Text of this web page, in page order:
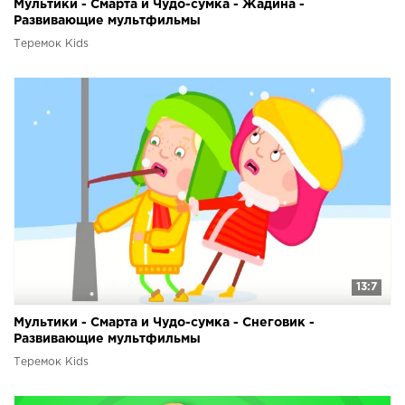
Мультики - Смарта и Чудо-сумка - Жадина -
Развивающие мультфильмы
Теремок Kids
13:7
Мультики - Смарта и Чудо-сумка - Снеговик -
Развивающие мультфильмы
Теремок Kids